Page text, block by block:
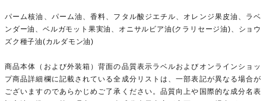
パーム核油、パーム油、香料、フタル酸ジエチル、オレンジ果皮油、ラベ
ンダー油、ベルガモット果実油、オニサルビア油(クラリセージ油)、ショウ
ズク種子油(カルダモン油)
商品本体（および外装箱）背面の品質表示ラベルおよびオンラインショッ
プ商品詳細欄に記載されている全成分リストは、一部表記が異なる場合が
ございますのであらかじめご了承ください。品質向上や国際的な成分名表